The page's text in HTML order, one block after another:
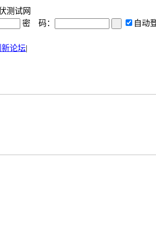
测试网
密 码：
自动
论坛|